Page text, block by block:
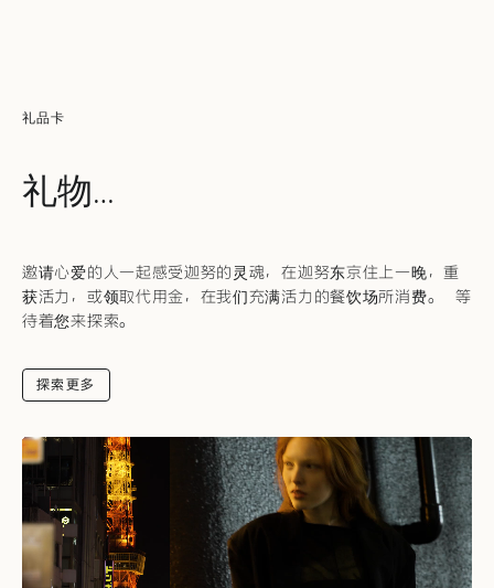
礼品卡
礼物…
邀请心爱的人一起感受迦努的灵魂，在迦努东京住上一晚，重
获活力，或领取代用金，在我们充满活力的餐饮场所消费。 等
待着您来探索。
探索更多